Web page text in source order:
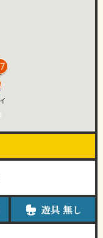
crib 遊具 無し